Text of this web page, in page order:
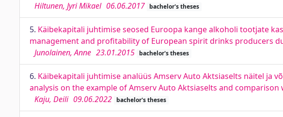
Hiltunen, Jyri Mikael 06.06.2017 bachelor's theses
5. Käibekapitali juhtimise seosed Euroopa kange alkoholi tootjate
management and profitability of European spirit drinks producers
Junolainen, Anne 23.01.2015 bachelor's theses
6. Käibekapitali juhtimise analüüs Amserv Auto Aktsiaselts näitel ja
analysis on the example of Amserv Auto Aktsiaselts and
Kaju, Deili 09.06.2022 bachelor's theses